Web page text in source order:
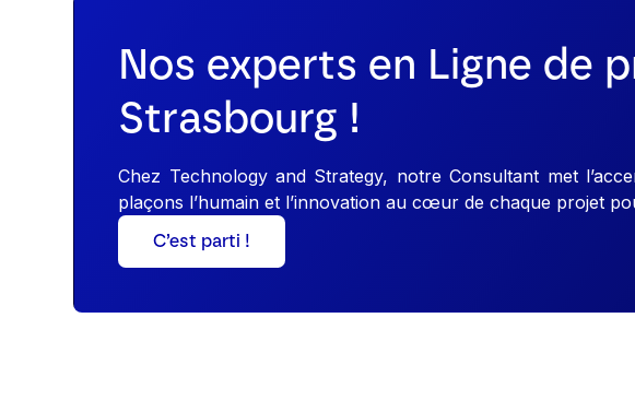
Nos experts en Ligne de
Strasbourg !
Chez Technology and Strategy, notre Consultant met
plaçons l’humain et l’innovation au cœur de chaque projet
C’est parti !